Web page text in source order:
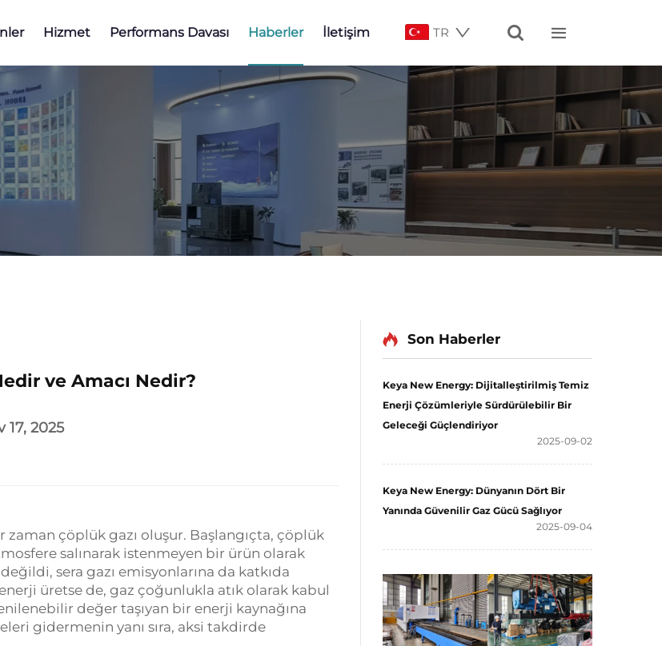
Hizmet Performans Davası Haberler İletişim TR  
ve Amacı Nedir?
17, 2025
çöplük gazı oluşur. Başlangıçta, çöplük
salınarak istenmeyen bir ürün olarak
sera gazı emisyonlarına da katkıda
üretse de, gaz çoğunlukla atık olarak kabul
değer taşıyan bir enerji kaynağına
gidermenin yanı sıra, aksi takdirde
Son Haberler
Keya New Energy: Dijitalleştirilmiş Temiz
Enerji Çözümleriyle Sürdürülebilir Bir
Geleceği Güçlendiriyor
2025-09-02
Keya New Energy: Dünyanın Dört Bir
Yanında Güvenilir Gaz Gücü Sağlıyor
2025-09-04